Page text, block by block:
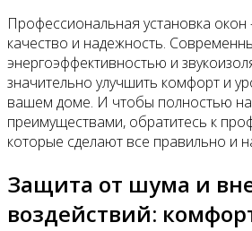
Профессиональная установка окон
качество и надежность.
энергоэффективностью и
значительно улучшить комфорт и
вашем доме. И чтобы полностью
преимуществами, обратитесь к
которые сделают все правильно и
Защита от шума и
воздействий: